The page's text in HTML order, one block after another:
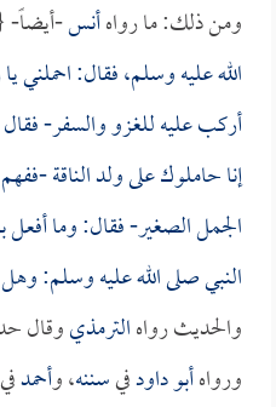
ومن ذلك: ما رواهأنس-
الله عليه وسلم، فقال: احملني
أركب عليه للغزو والسفر-
إنا حاملوك على ولد الناقة -
الجمل الصغير- فقال: وما أفعل
النبي صلى الله عليه وسلم:
والحديث رواهالترمذيوقال
ورواهأبو داودفيسننه، وأحمد